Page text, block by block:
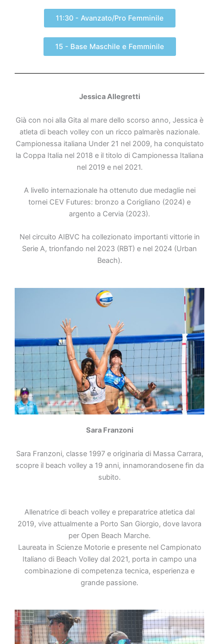
11:30 - Avanzato/Pro Femminile
15 - Base Maschile e Femminile
Jessica Allegretti
Già con noi alla Gita al mare dello scorso anno, Jessica è
atleta di beach volley con un ricco palmarès nazionale.
Campionessa italiana Under 21 nel 2009, ha conquistato
la Coppa Italia nel 2018 e il titolo di Campionessa Italiana
nel 2019 e nel 2021.
A livello internazionale ha ottenuto due medaglie nei
tornei CEV Futures: bronzo a Corigliano (2024) e
argento a Cervia (2023).
Nel circuito AIBVC ha collezionato importanti vittorie in
Serie A, trionfando nel 2023 (RBT) e nel 2024 (Urban
Beach).
Sara Franzoni
Sara Franzoni, classe 1997 e originaria di Massa Carrara,
scopre il beach volley a 19 anni, innamorandosene fin da
subito.
Allenatrice di beach volley e preparatrice atletica dal
2019, vive attualmente a Porto San Giorgio, dove lavora
per Open Beach Marche.
Laureata in Scienze Motorie e presente nel Campionato
Italiano di Beach Volley dal 2021, porta in campo una
combinazione di competenza tecnica, esperienza e
grande passione.